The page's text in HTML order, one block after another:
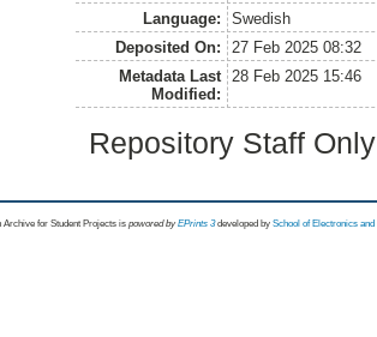
Language:
Swedish
Deposited On:
27 Feb 2025 08:32
Metadata Last
Modified:
28 Feb 2025 15:46
Repository Staff
Archive for Student Projects is powored byEPrints 3 developed by School of Electronics